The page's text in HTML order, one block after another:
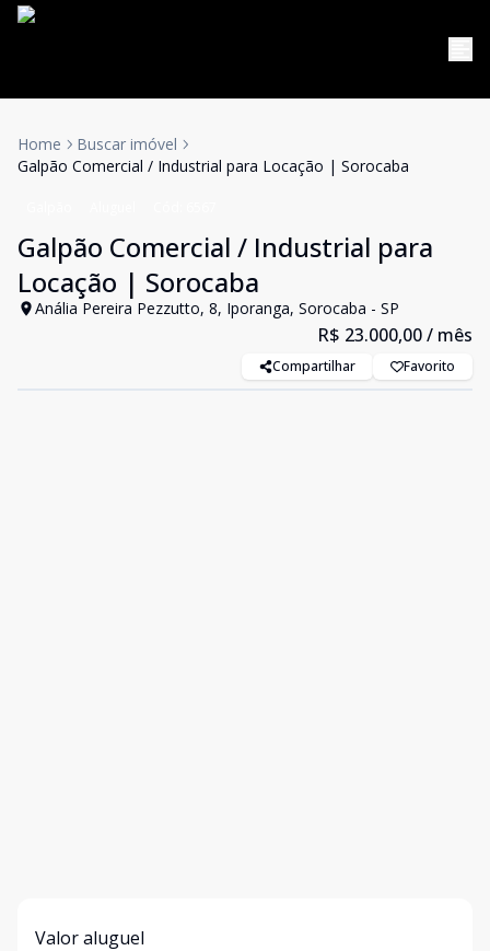
Home
Buscar imóvel
Galpão Comercial / Industrial para Locação | Sorocaba
Galpão Comercial / Industrial para
Locação | Sorocaba
Anália Pereira Pezzutto, 8, Iporanga, Sorocaba - SP
R$ 23.000,00/ mês
Compartilhar Favorito
Valor aluguel